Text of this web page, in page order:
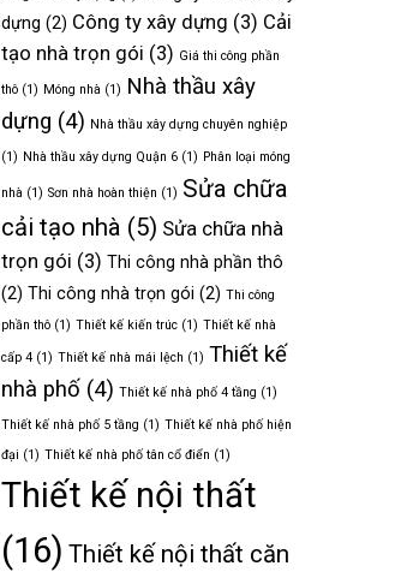
dải
Thiết
kế
dựng
Quận
uy
dựng (2) Công ty xây dựng (3) Cải
tạo nhà trọn gói (3) Giá thi công phần
thô(1) Móng nhà (1) Nhà thầu xây
dựng (4) Nhà thầu xây dựng chuyên nghiệp
(1) Nhà thầu xây dựng Quận 6(1) Phân loại móng
nhà (1) Sơn nhà hoàn thiện (1) Sửa chữa
cải tạo nhà (5) Sửa chữa nhà
trọn gói (3) Thi công nhà phần thô
(2) Thi công nhà trọn gói (2) Thi công
phần thô(1) Thiết kế kiến trúc(1) Thiết kế nhà
cấp 4(1) Thiết kế nhà mái lệch (1) Thiết kế
nhà phố (4) Thiết kế nhà phố 4 tầng (1)
Thiết kế nhà phố 5 tầng (1) Thiết kế nhà phố hiện
đại (1) Thiết kế nhà phố tân cổ điển (1)
Thiết kế nội thất
(16) Thiết kế nội thất căn